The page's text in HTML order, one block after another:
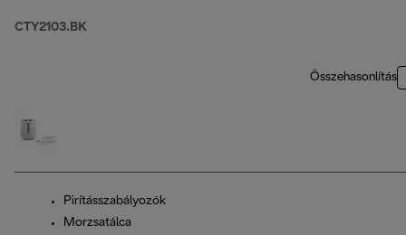
CTY2103.BK
Összehasonlítás
Pirításszabályozók
Morzsatálca